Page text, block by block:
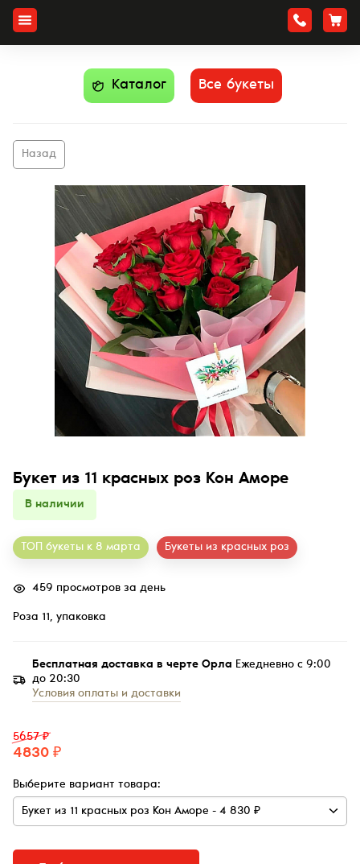
Каталог Все букеты
Назад
Букет из 11 красных роз Кон Аморе
В наличии
ТОП букеты к 8 марта Букеты из красных роз
459 просмотров за день
Роза 11, упаковка
Бесплатная доставка в черте Орла Ежедневно с 9:00
до 20:30
Условия оплаты и доставки
5657 ₽
4830 ₽
Выберите вариант товара: